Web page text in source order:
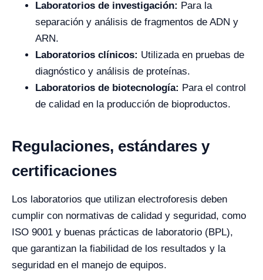
Laboratorios de investigación: Para la
separación y análisis de fragmentos de ADN y
ARN.
Laboratorios clínicos: Utilizada en pruebas de
diagnóstico y análisis de proteínas.
Laboratorios de biotecnología: Para el control
de calidad en la producción de bioproductos.
Regulaciones, estándares y
certificaciones
Los laboratorios que utilizan electroforesis deben
cumplir con normativas de calidad y seguridad, como
ISO 9001 y buenas prácticas de laboratorio (BPL),
que garantizan la fiabilidad de los resultados y la
seguridad en el manejo de equipos.